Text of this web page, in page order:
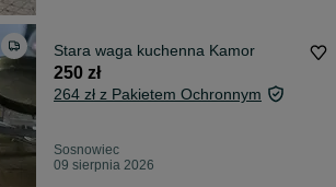
Stara waga kuchenna Kamor
250 zł
264 zł z Pakietem Ochronnym
Sosnowiec
09 sierpnia 2026